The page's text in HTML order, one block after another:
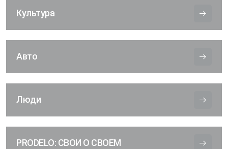
Культура
Авто
Люди
PRODELO: СВОИ О СВОЕМ